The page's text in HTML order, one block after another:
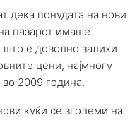
дека понудата на нови
пазарот имаше
е доволно залихи
цени, најмногу
2009 година.
куќи се зголеми на